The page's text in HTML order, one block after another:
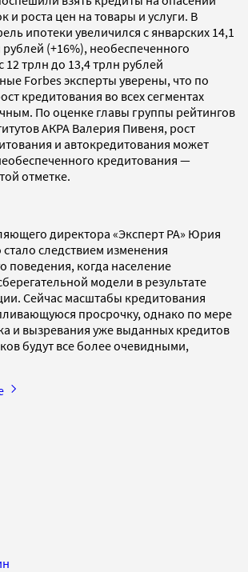
и роста цен на товары и услуги. В
ипотеки увеличился с январских 14,1
(+16%), необеспеченного
трлн до 13,4 трлн рублей
Forbes эксперты уверены, что по
кредитования во всех сегментах
По оценке главы группы рейтингов
АКРА Валерия Пивеня, рост
и автокредитования может
кредитования —
отметке.
директора «Эксперт РА» Юрия
стало следствием изменения
поведения, когда население
модели в результате
Сейчас масштабы кредитования
просрочку, однако по мере
и вызревания уже выданных кредитов
будут все более очевидными,